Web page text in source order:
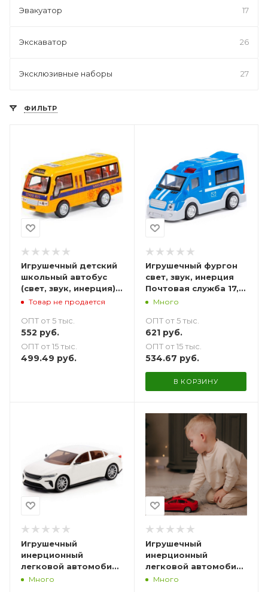
Эвакуатор 17
Экскаватор 26
Эксклюзивные наборы 27
ФИЛЬТР
Игрушечный детский
школьный автобус
(свет, звук, инерция) -
18 см
Товар не продается
ОПТ от 5 тыс.
552 руб.
ОПТ от 15 тыс.
499.49 руб.
Игрушечный фургон
свет, звук, инерция
Почтовая служба 17,5
смМного
ОПТ от 5 тыс.
621руб.
ОПТ от 15 тыс.
534.67 руб.
В КОРЗИНУ
Игрушечный
инерционный
легковой автомобиль
Полесье седан Элит-
Много
Игрушечный
инерционный
легковой автомобиль
Полесье седан Элит-
Много